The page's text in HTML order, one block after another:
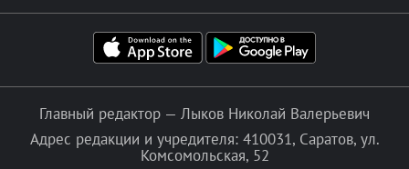
Главный редактор — Лыков Николай Валерьевич
Адрес редакции и учредителя: 410031, Саратов, ул.
Комсомольская, 52